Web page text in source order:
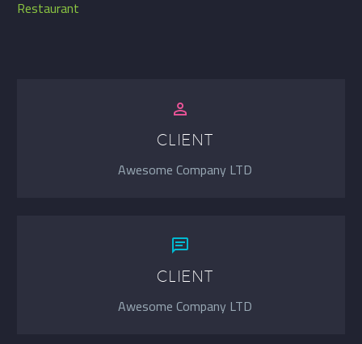
Restaurant


CLIENT
Awesome Company LTD


CLIENT
Awesome Company LTD